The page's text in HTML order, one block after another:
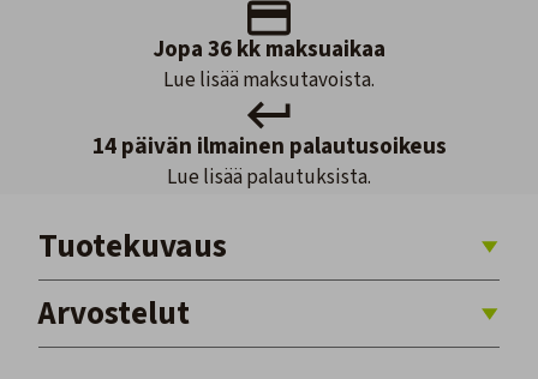
Jopa 36 kk maksuaikaa
Lue lisää maksutavoista.
14 päivän ilmainen palautusoikeus
Lue lisää palautuksista.
Tuotekuvaus
Arvostelut